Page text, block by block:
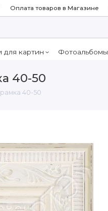
Оплата товаров в Магазине
для картин Фотоальбомы
40-50
40-50